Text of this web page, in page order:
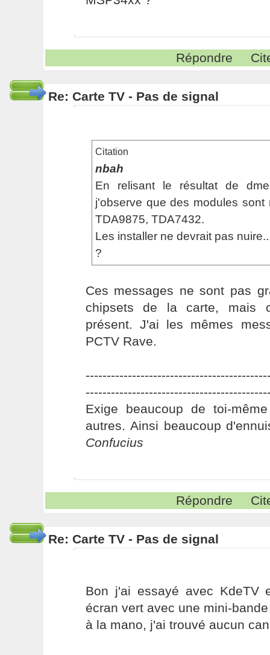
Répondre
Re: Carte TV - Pas de signal
Citation
nbah
En relisant le résultat de
j'observe que des modules sont
TDA9875, TDA7432.
Les installer ne devrait pas
?
Ces messages ne sont pas
chipsets de la carte, mais
présent. J'ai les mêmes
PCTV Rave.
Exige beaucoup de toi-
autres. Ainsi beaucoup
Confucius
Répondre
Re: Carte TV - Pas de signal
Bon j'ai essayé avec KdeTV
écran vert avec une mini-
à la mano, j'ai trouvé aucun